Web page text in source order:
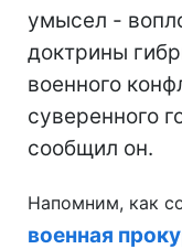
умысел -
доктрины
военного
суверенного
сообщил он.
Напомним, как
военная